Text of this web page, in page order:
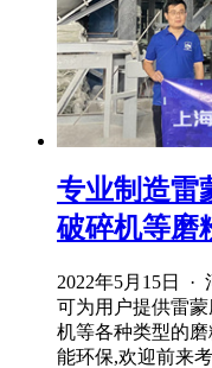
专业制造雷
破碎机等磨
2022年5月15日 ·
可为用户提供雷
机等各种类型的
能环保,欢迎前来